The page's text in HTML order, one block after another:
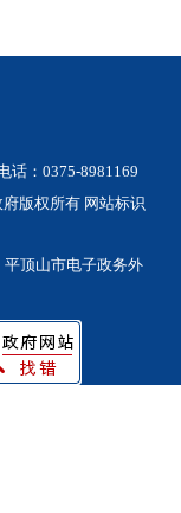
话：0375-8981169
版权所有 网站标识
顶山市电子政务外